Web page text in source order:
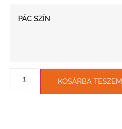
PÁC SZÍN
KOSÁRBA TESZEM